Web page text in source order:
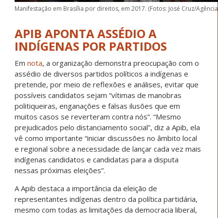
Manifestação em Brasília por direitos, em 2017. (Fotos: José Cruz/
APIB APONTA ASSÉDIO A
INDÍGENAS POR PARTIDOS
Em nota, a organização demonstra preocupação com o
assédio de diversos partidos políticos a indígenas e
pretende, por meio de reflexões e análises, evitar que
possíveis candidatos sejam “vítimas de manobras
politiqueiras, enganações e falsas ilusões que em
muitos casos se reverteram contra nós”. “Mesmo
prejudicados pelo distanciamento social”, diz a Apib, ela
vê como importante “iniciar discussões no âmbito local
e regional sobre a necessidade de lançar cada vez mais
indígenas candidatos e candidatas para a disputa
nessas próximas eleições”.
A Apib destaca a importância da eleição de
representantes indígenas dentro da política partidária,
mesmo com todas as limitações da democracia liberal,